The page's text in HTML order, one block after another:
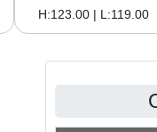
H:123.00 | L:119.00